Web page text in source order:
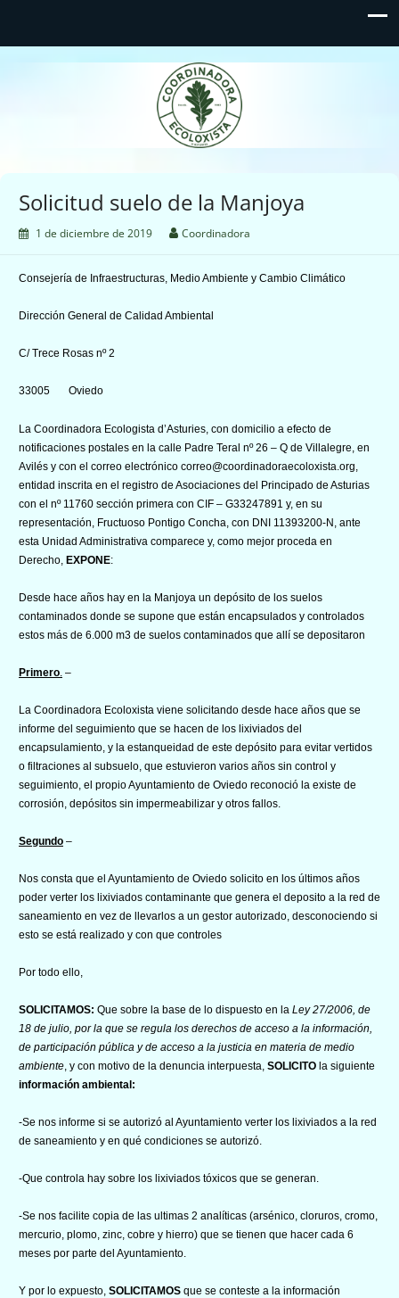
Coordinadora Ecoloxista
d'Asturies
Solicitud suelo de la Manjoya
1 de diciembre de 2019 Coordinadora
Consejería de Infraestructuras, Medio Ambiente y Cambio Climático
Dirección General de Calidad Ambiental
C/ Trece Rosas nº 2
33005 Oviedo
La Coordinadora Ecologista d’Asturies, con domicilio a efecto de
notificaciones postales en la calle Padre Teral nº 26 – Q de Villalegre, en
Avilés y con el correo electrónico correo@coordinadoraecoloxista.org,
entidad inscrita en el registro de Asociaciones del Principado de Asturias
con el nº 11760 sección primera con CIF – G33247891 y, en su
representación, Fructuoso Pontigo Concha, con DNI 11393200-N, ante
esta Unidad Administrativa comparece y, como mejor proceda en
Derecho, EXPONE:
Desde hace años hay en la Manjoya un depósito de los suelos
contaminados donde se supone que están encapsulados y controlados
estos más de 6.000 m3 de suelos contaminados que allí se depositaron
Primero –
La Coordinadora Ecoloxista viene solicitando desde hace años que se
informe del seguimiento que se hacen de los lixiviados del
encapsulamiento, y la estanqueidad de este depósito para evitar vertidos
o filtraciones al subsuelo, que estuvieron varios años sin control y
seguimiento, el propio Ayuntamiento de Oviedo reconoció la existe de
corrosión, depósitos sin impermeabilizar y otros fallos.
Segundo –
Nos consta que el Ayuntamiento de Oviedo solicito en los últimos años
poder verter los lixiviados contaminante que genera el deposito a la red de
saneamiento en vez de llevarlos a un gestor autorizado, desconociendo si
esto se está realizado y con que controles
Por todo ello,
SOLICITAMOS: Que sobre la base de lo dispuesto en la Ley 27/2006, de
18 de julio, por la que se regula los derechos de acceso a la información,
de participación pública y de acceso a la justicia en materia de medio
ambiente , y con motivo de la denuncia interpuesta, SOLICITO la siguiente
información ambiental:
-Se nos informe si se autorizó al Ayuntamiento verter los lixiviados a la red
de saneamiento y en qué condiciones se autorizó.
-Que controla hay sobre los lixiviados tóxicos que se generan.
-Se nos facilite copia de las ultimas 2 analíticas (arsénico, cloruros, cromo,
mercurio, plomo, zinc, cobre y hierro) que se tienen que hacer cada 6
meses por parte del Ayuntamiento.
Y por lo expuesto, SOLICITAMOS que se conteste a la información